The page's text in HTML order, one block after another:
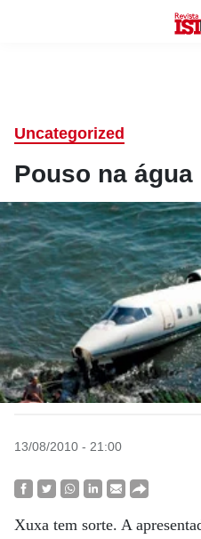
Uncategorized
Pouso na água
13/08/2010 - 21:00
Xuxa tem sorte. A